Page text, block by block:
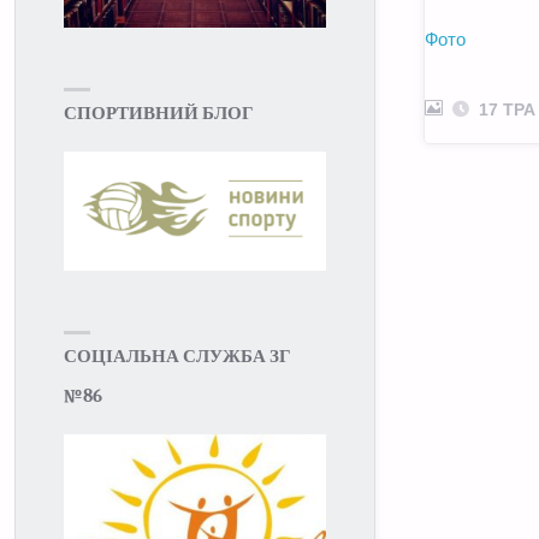
Фото
17 ТРА
СПОРТИВНИЙ БЛОГ
СОЦІАЛЬНА СЛУЖБА ЗГ
№86